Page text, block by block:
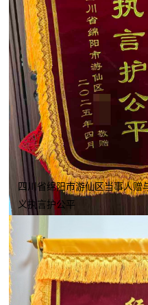
四川省绵阳市游仙区当事人赠
义执言护公平